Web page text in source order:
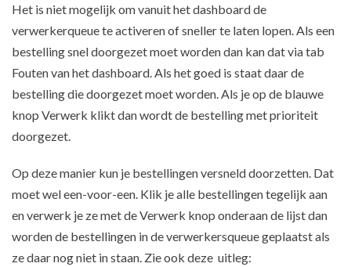
Het is niet mogelijk om vanuit het dashboard de
verwerkerqueue te activeren of sneller te laten lopen. Als een
bestelling snel doorgezet moet worden dan kan dat via tab
Fouten van het dashboard. Als het goed is staat daar de
bestelling die doorgezet moet worden. Als je op de blauwe
knop Verwerk klikt dan wordt de bestelling met prioriteit
doorgezet.
Op deze manier kun je bestellingen versneld doorzetten. Dat
moet wel een-voor-een. Klik je alle bestellingen tegelijk aan
en verwerk je ze met de Verwerk knop onderaan de lijst dan
worden de bestellingen in de verwerkersqueue geplaatst als
ze daar nog niet in staan. Zie ook deze uitleg: